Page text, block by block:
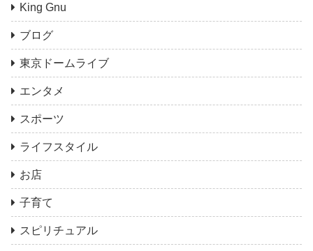
King Gnu
ブログ
東京ドームライブ
エンタメ
スポーツ
ライフスタイル
お店
子育て
スピリチュアル